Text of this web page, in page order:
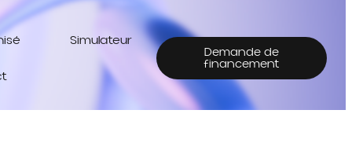
Simulateur
Demande de
financement